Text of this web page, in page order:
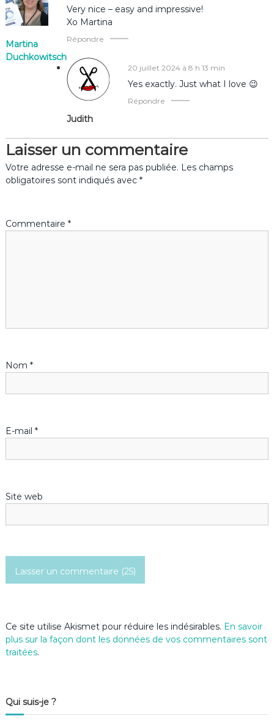
e
l
’
t
i
l
Martina
Duchkowitsch
Very nice – easy and impressive!
Xo Martina
Répondre
Judith
20 juillet 2024 à 8 h 13 min
Yes exactly. Just what I love 😉
Répondre
Laisser un commentaire
Votre adresse e-mail ne sera pas publiée. Les champs
obligatoires sont indiqués avec *
Commentaire *
Nom *
E-mail *
Site web
Ce site utilise Akismet pour réduire les indésirables. En savoir
plus sur la façon dont les données de vos commentaires sont
traitées.
Qui suis-je ?